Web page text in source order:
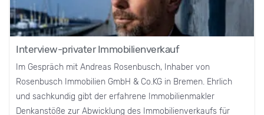
Interview-privater Immobilienverkauf
Im Gespräch mit Andreas Rosenbusch, Inhaber von
Rosenbusch Immobilien GmbH & Co.KG in Bremen. Ehrlich
und sachkundig gibt der erfahrene Immobilienmakler
Denkanstöße zur Abwicklung des Immobilienverkaufs für